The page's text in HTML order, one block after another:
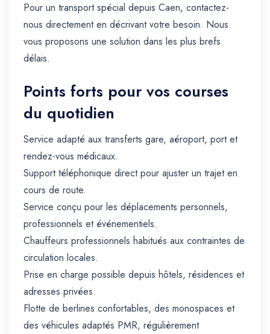
Pour un transport spécial depuis Caen, contactez-
nous directement en décrivant votre besoin. Nous
vous proposons une solution dans les plus brefs
délais.
Points forts pour vos courses
du quotidien
Service adapté aux transferts gare, aéroport, port et
rendez-vous médicaux.
Support téléphonique direct pour ajuster un trajet en
cours de route.
Service conçu pour les déplacements personnels,
professionnels et événementiels.
Chauffeurs professionnels habitués aux contraintes de
circulation locales.
Prise en charge possible depuis hôtels, résidences et
adresses privées.
Flotte de berlines confortables, des monospaces et
des véhicules adaptés PMR, régulièrement